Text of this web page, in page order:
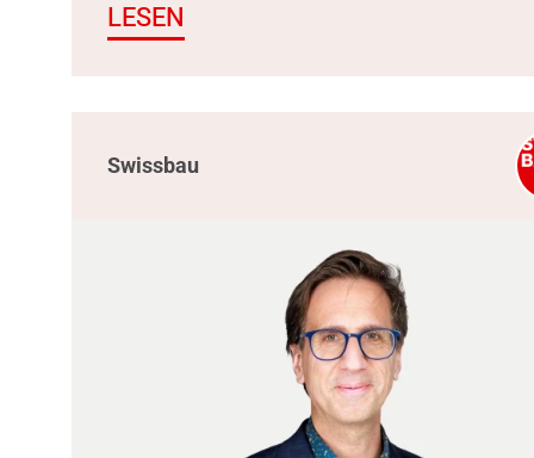
LESEN
Swissbau